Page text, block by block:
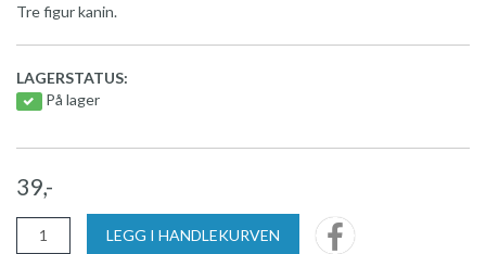
Tre figur kanin.
LAGERSTATUS:
På lager
39,-
LEGG I HANDLEKURVEN